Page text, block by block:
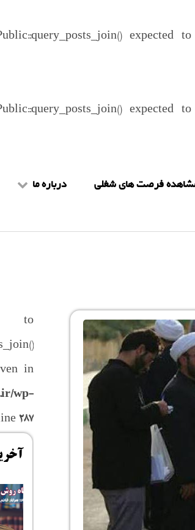
فرصت های شغلی درباره ما
شرایط و ضوابط
to
in
wp-
287